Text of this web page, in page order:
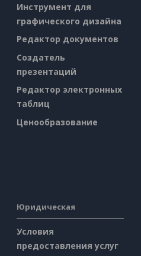
Инструмент для
графического дизайна
Редактор документов
Создатель
презентаций
Редактор электронных
таблиц
Ценообразование
Юридическая
Условия
предоставления услуг